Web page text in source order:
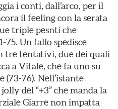
i conti, dall’arco, per il
il feeling con la serata
triple pesnti che
75. Un fallo spedisce
tre tentativi, due dei quali
a Vitale, che fa uno su
(73-76). Nell’istante
del “+3” che manda la
Giarre non impatta